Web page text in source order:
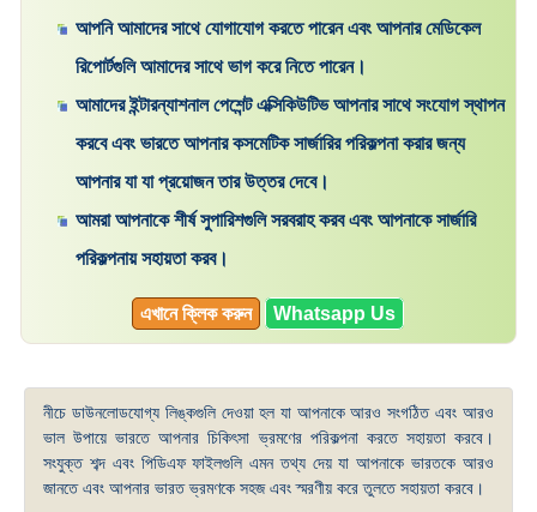
আপনি আমাদের সাথে যোগাযোগ করতে পারেন এবং আপনার মেডিকেল
রিপোর্টগুলি আমাদের সাথে ভাগ করে নিতে পারেন।
আমাদের ইন্টারন্যাশনাল পেশেন্ট এক্সিকিউটিভ আপনার সাথে সংযোগ স্থাপন
করবে এবং ভারতে আপনার কসমেটিক সার্জারির পরিকল্পনা করার জন্য
আপনার যা যা প্রয়োজন তার উত্তর দেবে।
আমরা আপনাকে শীর্ষ সুপারিশগুলি সরবরাহ করব এবং আপনাকে সার্জারি
পরিকল্পনায় সহায়তা করব।
এখানে ক্লিক করুন Whatsapp Us
নীচে ডাউনলোডযোগ্য লিঙ্কগুলি দেওয়া হল যা আপনাকে আরও সংগঠিত এবং আরও
ভাল উপায়ে ভারতে আপনার চিকিৎসা ভ্রমণের পরিকল্পনা করতে সহায়তা করবে।
সংযুক্ত শব্দ এবং পিডিএফ ফাইলগুলি এমন তথ্য দেয় যা আপনাকে ভারতকে আরও
জানতে এবং আপনার ভারত ভ্রমণকে সহজ এবং স্মরণীয় করে তুলতে সহায়তা করবে।